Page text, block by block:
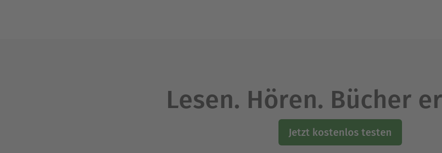
Lesen. Hören. Bücher
Jetzt kostenlos testen